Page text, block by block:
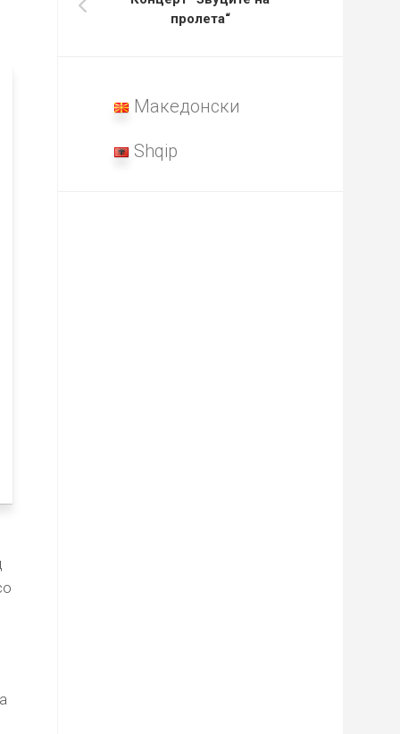
пролета“
Македонски
Shqip